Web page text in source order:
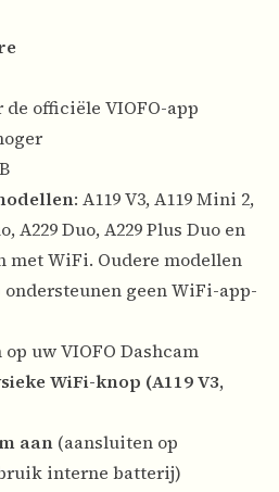
officiële VIOFO-app
: A119 V3, A119 Mini 2,
A229 Duo, A229 Plus Duo en
met WiFi. Oudere modellen
ondersteunen geen WiFi-app-
uw VIOFO Dashcam
WiFi-knop (A119 V3,
aan (aansluiten op
interne batterij)